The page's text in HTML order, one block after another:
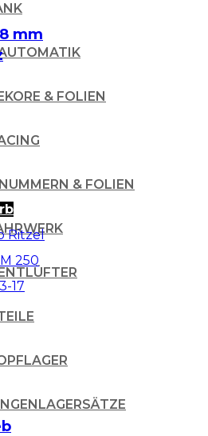
& FOLIEN
& FOLIEN
mm